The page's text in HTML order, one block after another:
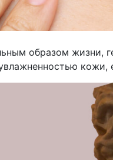
образом жизни,
кожи,